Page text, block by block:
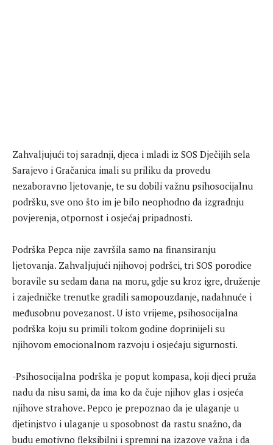
Zahvaljujući toj saradnji, djeca i mladi iz SOS Dječijih sela
Sarajevo i Gračanica imali su priliku da provedu
nezaboravno ljetovanje, te su dobili važnu psihosocijalnu
podršku, sve ono što im je bilo neophodno da izgradnju
povjerenja, otpornost i osjećaj pripadnosti.
Podrška Pepca nije završila samo na finansiranju
ljetovanja. Zahvaljujući njihovoj podršci, tri SOS porodice
boravile su sedam dana na moru, gdje su kroz igre, druženje
i zajedničke trenutke gradili samopouzdanje, nadahnuće i
međusobnu povezanost. U isto vrijeme, psihosocijalna
podrška koju su primili tokom godine doprinijeli su
njihovom emocionalnom razvoju i osjećaju sigurnosti.
-Psihosocijalna podrška je poput kompasa, koji djeci pruža
nadu da nisu sami, da ima ko da čuje njihov glas i osjeća
njihove strahove. Pepco je prepoznao da je ulaganje u
djetinjstvo i ulaganje u sposobnost da rastu snažno, da
budu emotivno fleksibilni i spremni na izazove važna i da